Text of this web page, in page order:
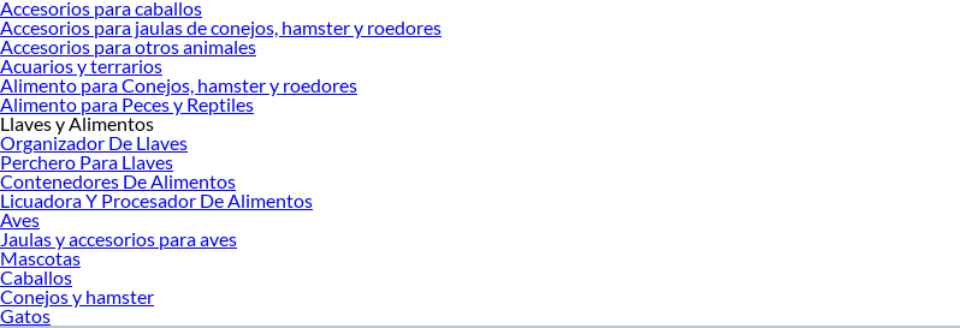
Accesorios para caballos
Accesorios para jaulas de conejos, hamster y roedores
Accesorios para otros animales
Acuarios y terrarios
Alimento para Conejos, hamster y roedores
Alimento para Peces y Reptiles
Llaves y Alimentos
Organizador De Llaves
Perchero Para Llaves
Contenedores De Alimentos
Licuadora Y Procesador De Alimentos
Aves
Jaulas y accesorios para aves
Mascotas
Caballos
Conejos y hamster
Gatos